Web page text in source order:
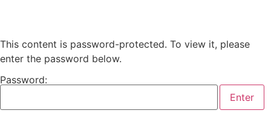
This content is password-protected. To view it, please
enter the password below.
Password: